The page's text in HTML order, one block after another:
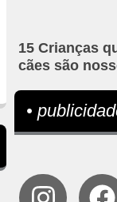
15 Crianças
cães são
•